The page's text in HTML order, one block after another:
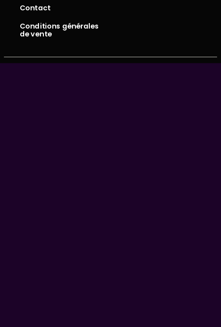
Contact
Conditions générales
de vente